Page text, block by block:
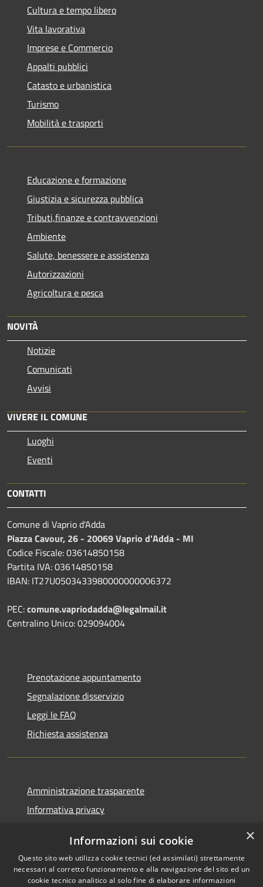
Cultura e tempo libero
Vita lavorativa
Imprese e Commercio
Appalti pubblici
Catasto e urbanistica
Turismo
Mobilità e trasporti
Educazione e formazione
Giustizia e sicurezza pubblica
Tributi,finanze e contravvenzioni
Ambiente
Salute, benessere e assistenza
Autorizzazioni
Agricoltura e pesca
NOVITÀ
Notizie
Comunicati
Avvisi
VIVERE IL COMUNE
Luoghi
Eventi
CONTATTI
Comune di Vaprio d'Adda
Piazza Cavour, 26 - 20069 Vaprio d'Adda - MI
Codice Fiscale: 03614850158
Partita IVA: 03614850158
IBAN: IT27U0503433980000000006372
PEC:comune.vapriodadda@legalmail.it
Centralino Unico: 029094004
Prenotazione appuntamento
Segnalazione disservizio
Leggi le FAQ
Richiesta assistenza
Amministrazione trasparente
Informativa privacy
Dichiarazione di accessibilità
×
Informazioni sui cookie
Questo sito web utilizza cookie tecnici (ed assimilati) strettamente
necessari al corretto funzionamento e alla navigazione del sito ed un
cookie tecnico analitico al solo fine di elaborare informazioni